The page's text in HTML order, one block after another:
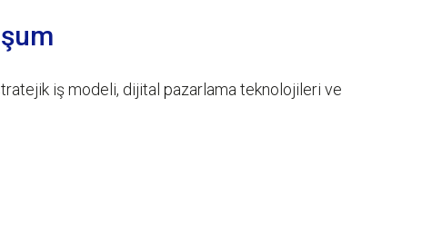
iş modeli, dijital pazarlama teknolojileri ve